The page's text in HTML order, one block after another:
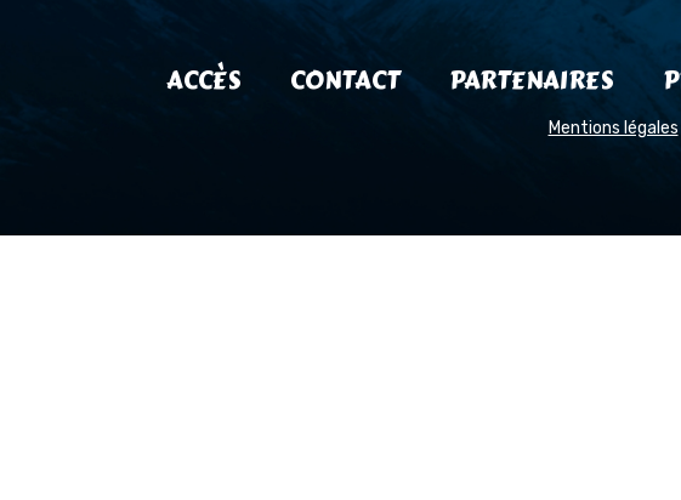
ACCÈS CONTACT PARTENAIRES
Mentions légales